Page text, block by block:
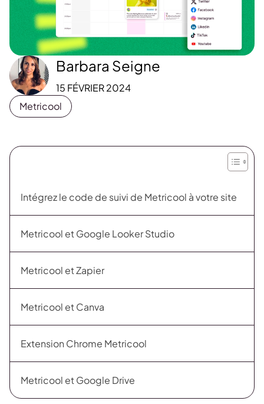
Barbara Seigne
15 FÉVRIER 2024
Metricool
Intégrez le code de suivi de Metricool à votre site
Metricool et Google Looker Studio
Metricool et Zapier
Metricool et Canva
Extension Chrome Metricool
Metricool et Google Drive